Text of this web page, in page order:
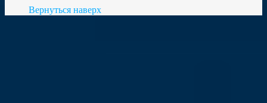
Вернуться наверх